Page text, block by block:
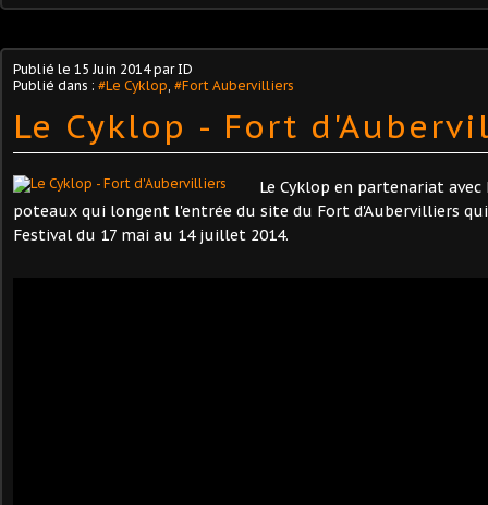
Publié le 15 Juin 2014par ID
Publié dans : #Le Cyklop, #Fort Aubervilliers
Le Cyklop - Fort
Le Cyklop en partenariat
poteaux qui longent l'entrée du site du Fort d'Aubervilliers
Festival du 17 mai au 14 juillet 2014.